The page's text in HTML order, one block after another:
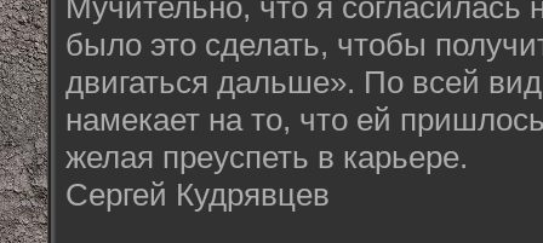
Мучительно, что я согласилась
было это сделать, чтобы
двигаться дальше». По всей
намекает на то, что ей
желая преуспеть в карьере.
Сергей Кудрявцев